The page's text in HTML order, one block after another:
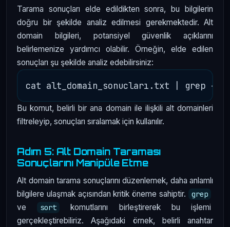
Tarama sonuçları elde edildikten sonra, bu bilgilerin
doğru bir şekilde analiz edilmesi gerekmektedir. Alt
domain bilgileri, potansiyel güvenlik açıklarını
belirlemenize yardımcı olabilir. Örneğin, elde edilen
sonuçları şu şekilde analiz edebilirsiniz:
Bu komut, belirli bir ana domain ile ilişkili alt domainleri
filtreleyip, sonuçları sıralamak için kullanılır.
Adım 5: Alt Domain Taraması
Sonuçlarını Manipüle Etme
Alt domain tarama sonuçlarını düzenlemek, daha anlamlı
bilgilere ulaşmak açısından kritik öneme sahiptir.
grep
ve sort
komutlarını birleştirerek bu işlemi
gerçekleştirebiliriz. Aşağıdaki örnek, belirli anahtar